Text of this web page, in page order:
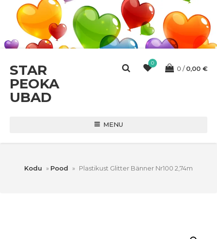
STAR
PEOKA
UBAD
0
0 0,00 €
MENU
Kodu » Pood » Plastikust Glitter Bänner Nr100 2,74m